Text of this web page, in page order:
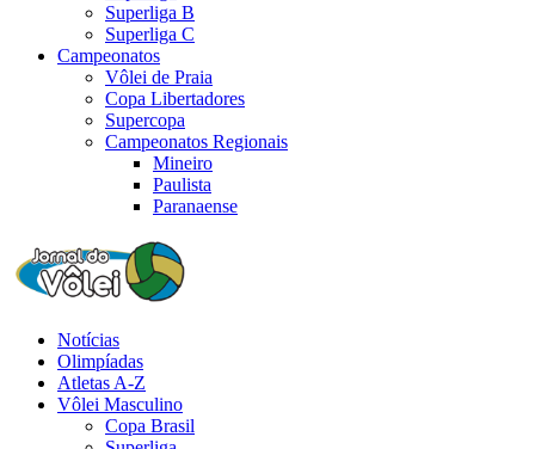
Superliga B
Superliga C
Campeonatos
Vôlei de Praia
Copa Libertadores
Supercopa
Campeonatos Regionais
Mineiro
Paulista
Paranaense
Notícias
Olimpíadas
Atletas A-Z
Vôlei Masculino
Copa Brasil